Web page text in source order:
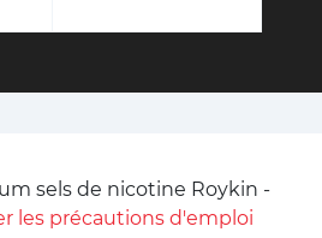
sels de nicotine Roykin -
les précautions d'emploi